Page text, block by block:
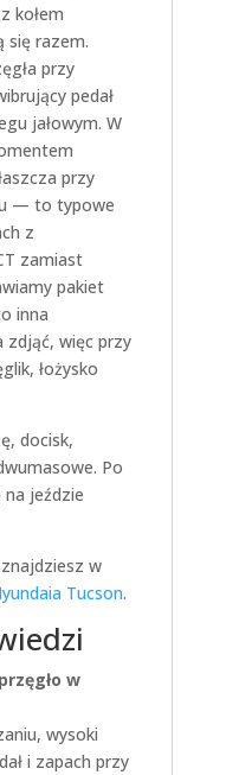
kołem
się razem.
przy
pedał
jałowym. W
przy
— to typowe
z
zamiast
pakiet
inna
zdjąć, więc przy
łożysko
docisk,
Po
na jeździe
w
Tucson.
w
wysoki
i zapach przy